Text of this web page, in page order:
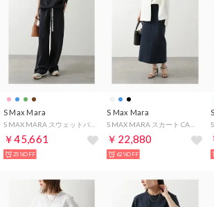
S Max Mara
S MAX MARA スウェットパンツ BALI ストレート （005/ネイビー）
￥45,661
25%OFF
S Max Mara
S MAX MARA スカート CADMIO カドミオ スキューバ ジャージー （007/ダークネイビー）
￥22,880
62%OFF